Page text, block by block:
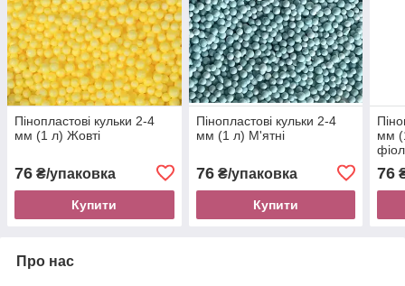
Пінопластові кульки 2-4
мм (1 л) Жовті
76 ₴/упаковка
Купити
Пінопластові кульки 2-4
мм (1 л) М'ятні
76₴/упаковка
Купити
мм
76
Про нас